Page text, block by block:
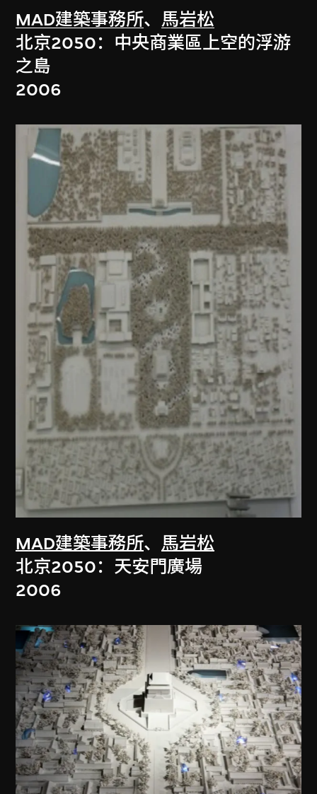
MAD建築事務所、 馬岩松
北京2050：中央商業區上空的浮游
之島
2006
MAD建築事務所、 馬岩松
北京2050：天安門廣場
2006